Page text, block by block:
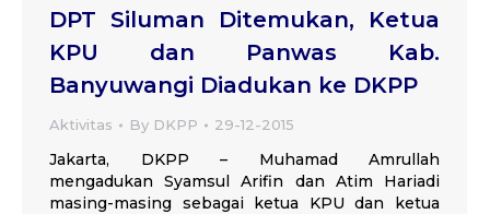
DPT Siluman Ditemukan, Ketua
KPU dan Panwas Kab.
Banyuwangi Diadukan ke DKPP
Aktivitas By DKPP 29-12-2015
Jakarta, DKPP – Muhamad Amrullah
mengadukan Syamsul Arifin dan Atim Hariadi
masing-masing sebagai ketua KPU dan ketua